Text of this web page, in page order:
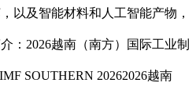
以及智能材料和人工智能产物，
：2026越南（南方）国际工业制
SOUTHERN 20262026越南